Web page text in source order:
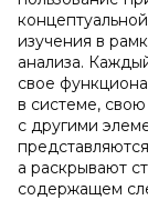
изучения в
анализа.
свое
в системе,
с другими
а раскрывают
содержащем